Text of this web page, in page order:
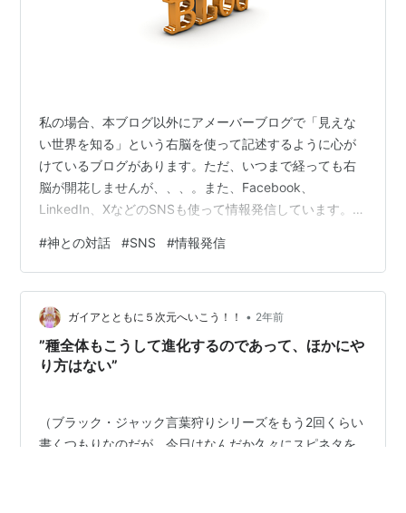
私の場合、本ブログ以外にアメーバーブログで「見えな
い世界を知る」という右脳を使って記述するように心が
けているブログがあります。ただ、いつまで経っても右
脳が開花しませんが、、、。また、Facebook、
LinkedIn、XなどのSNSも使って情報発信しています。
ことでしょう。ただ、自分が発信する内容に大きな違い
はなく、何か特定の目的があるわけでもありません。タ
ーゲットにしている層があるわけでもなく、ビジネス目
的でもないからなのですが、この辺ですべての人に向け
たメッセージを発信することを考えてみようと思いまし
た。 きっかけは『神との対話』３部作…
#神との対話 #SNS #情報発信
ガイアとともに５次元へいこう！！ • 2年前
”種全体もこうして進化するのであって、ほかにや
り方はない”